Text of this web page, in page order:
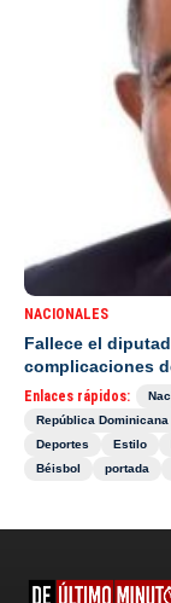
NACIONALES
Fallece el
complicaciones
Enlaces rápidos:
República Dominicana
Deportes
Estilo
Béisbol
portada